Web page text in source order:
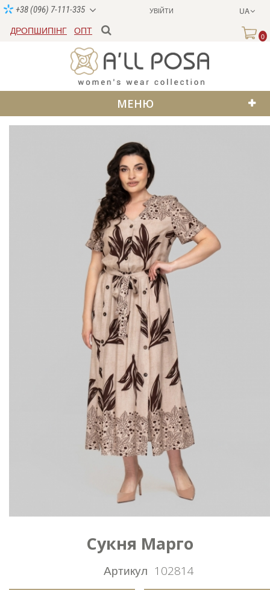
УВІЙТИ UA
+38 (096) 7-111-335
ДРОПШИПІНГ ОПТ
0
МЕНЮ
Сукня Марго
Артикул 102814